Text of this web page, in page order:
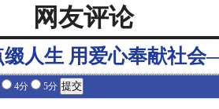
网友评论
缀人生 用爱心奉献社
4分 5分